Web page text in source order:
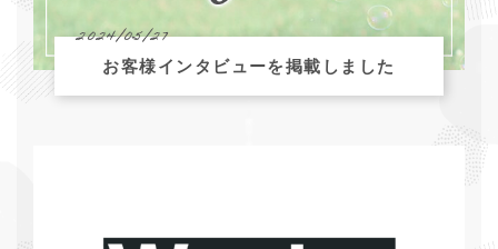
2024/05/27
お客様インタビューを掲載しました